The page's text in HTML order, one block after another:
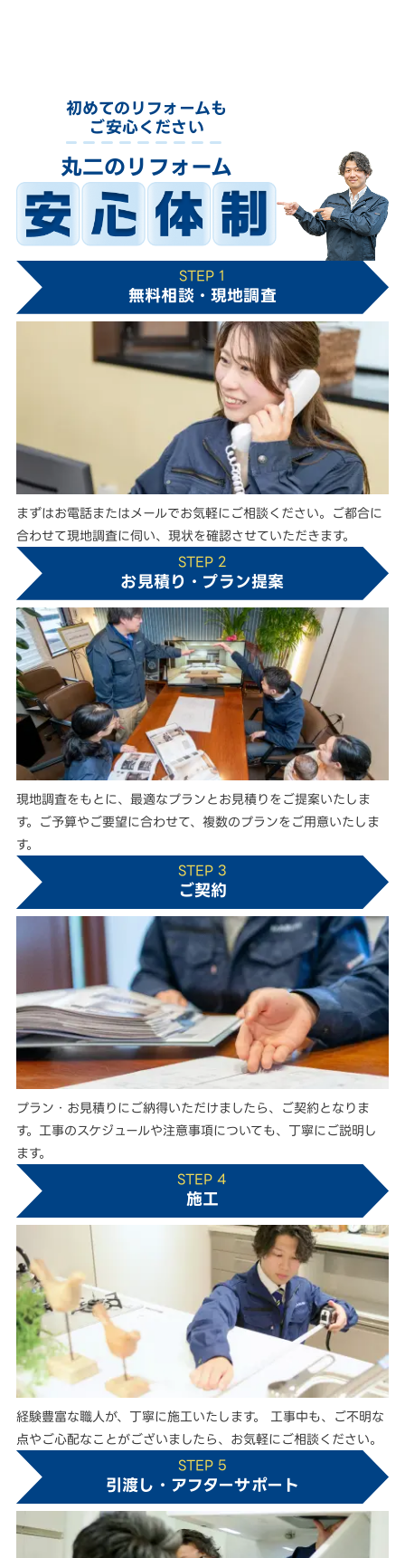
初めてのリフォームも
ご安心ください
丸二のリフォーム
STEP 1
無料相談・現地調査
まずはお電話またはメールでお気軽にご相談ください。ご都合に
合わせて現地調査に伺い、現状を確認させていただきます。
STEP 2
お見積り・プラン提案
現地調査をもとに、最適なプランとお見積りをご提案いたしま
す。ご予算やご要望に合わせて、複数のプランをご用意いたしま
す。
STEP 3
ご契約
プラン・お見積りにご納得いただけましたら、ご契約となりま
す。工事のスケジュールや注意事項についても、丁寧にご説明し
ます。
STEP 4
施工
経験豊富な職人が、丁寧に施工いたします。 工事中も、ご不明な
点やご心配なことがございましたら、お気軽にご相談ください。
STEP 5
引渡し・アフターサポート